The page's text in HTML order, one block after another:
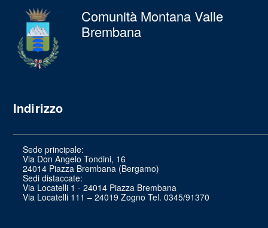
Comunità Montana Valle
Brembana
Indirizzo
Sede principale:
Via Don Angelo Tondini, 16
24014 Piazza Brembana (Bergamo)
Sedi distaccate:
Via Locatelli 1 - 24014 Piazza Brembana
Via Locatelli 111 – 24019 Zogno Tel. 0345/91370